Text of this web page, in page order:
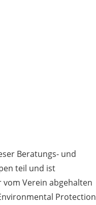
Beratungs- und
teil und ist
Verein abgehalten
Protection